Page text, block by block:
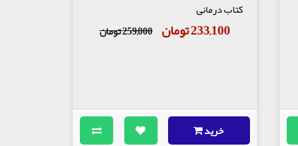
کتاب درمانی
233,100 تومان 259,000 تومان
خرید